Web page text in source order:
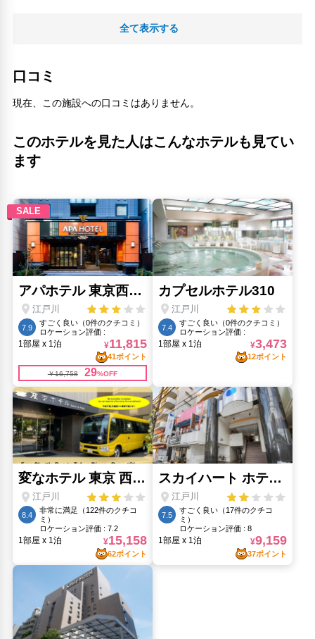
全て表示する
口コミ
現在、この施設への口コミはありません。
このホテルを見た人はこんなホテルも見てい
ます